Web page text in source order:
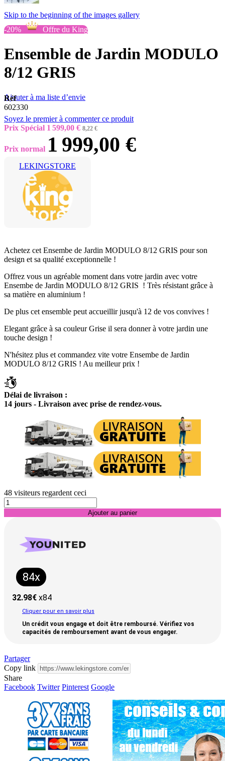
Skip to the beginning of the images gallery
-20%
Offre du King
Ensemble de Jardin MODULO
8/12 GRIS
Ajouter à ma liste d’envie
Réf
602330
Soyez le premier à commenter ce produit
Prix Spécial 1 599,00 € 8,22 €
Prix normal 1 999,00 €
LEKINGSTORE
Achetez cet Ensembe de Jardin MODULO 8/12 GRIS pour son
design et sa qualité exceptionnelle !
Offrez vous un agréable moment dans votre jardin avec votre
Ensembe de Jardin MODULO 8/12 GRIS ! Très résistant grâce à
sa matière en aluminium !
De plus cet ensemble peut accueillir jusqu'à 12 de vos convives !
Elegant grâce à sa couleur Grise il sera donner à votre jardin une
touche design !
N'hésitez plus et commandez vite votre Ensembe de Jardin
MODULO 8/12 GRIS ! Au meilleur prix !
Délai de livraison :
14 jours - Livraison avec prise de rendez-vous.
48 visiteurs regardent ceci
Ajouter au panier
84x
32.98€ x84
Cliquer pour en savoir plus
Un crédit vous engage et doit être remboursé. Vérifiez vos
capacités de remboursement avant de vous engager.
Partager
Copy link
Share
Facebook Twitter Pinterest Google